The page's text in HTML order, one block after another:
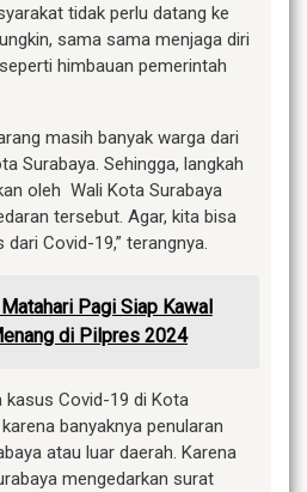
tidak perlu datang ke
sama sama menjaga diri
himbauan pemerintah
masih banyak warga dari
Surabaya. Sehingga, langkah
oleh Wali Kota Surabaya
tersebut. Agar, kita bisa
Covid-19,” terangnya.
Pagi Siap Kawal
di Pilpres 2024
kasus Covid-19 di Kota
banyaknya penularan
atau luar daerah. Karena
mengedarkan surat